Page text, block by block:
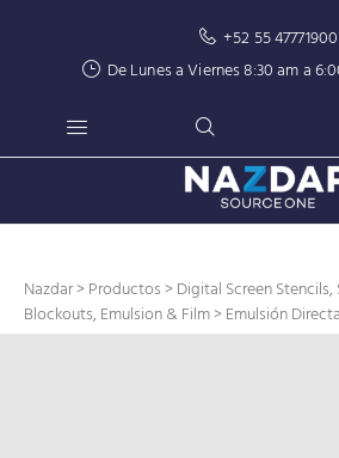
+52 55 47771900
De Lunes a Viernes 8:30 am a
Nazdar>Productos>Digital Screen
Blockouts, Emulsion & Film> Emulsión